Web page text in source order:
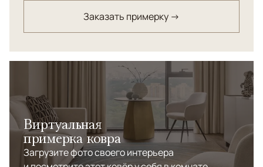
Заказать примерку →
Виртуальная
примерка ковра
Загрузите фото своего интерьера